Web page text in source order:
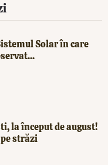
Solar în care
la început de august!
străzi